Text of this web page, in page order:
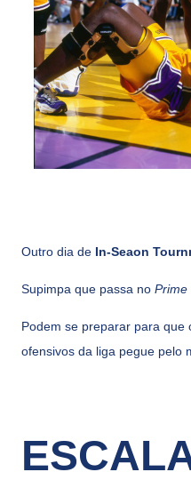
Outro dia de In-Seaon
Supimpa que passa no Prime
Podem se preparar para que
ofensivos da liga pegue pelo